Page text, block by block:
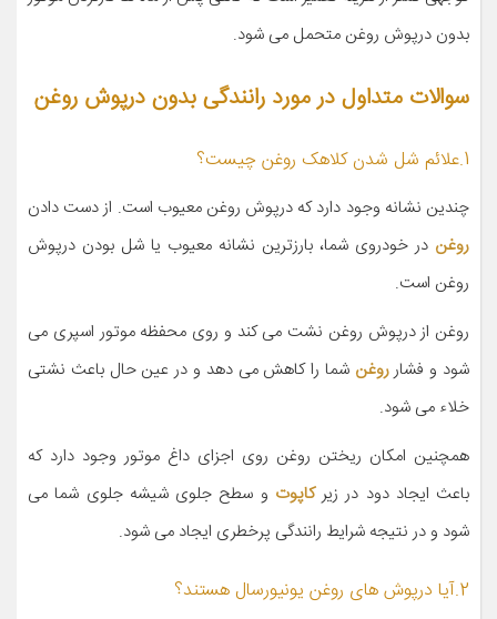
بدون درپوش روغن متحمل می شود.
سوالات متداول در مورد رانندگی بدون درپوش روغن
1.علائم شل شدن کلاهک روغن چیست؟
چندین نشانه وجود دارد که درپوش روغن معیوب است. از دست دادن
روغن در خودروی شما، بارزترین نشانه معیوب یا شل بودن درپوش
روغن است.
روغن از درپوش روغن نشت می کند و روی محفظه موتور اسپری می
شود و فشارروغن شما را کاهش می دهد و در عین حال باعث نشتی
خلاء می شود.
همچنین امکان ریختن روغن روی اجزای داغ موتور وجود دارد که
باعث ایجاد دود در زیرکاپوت و سطح جلوی شیشه جلوی شما می
شود و در نتیجه شرایط رانندگی پرخطری ایجاد می شود.
2.آیا درپوش های روغن یونیورسال هستند؟